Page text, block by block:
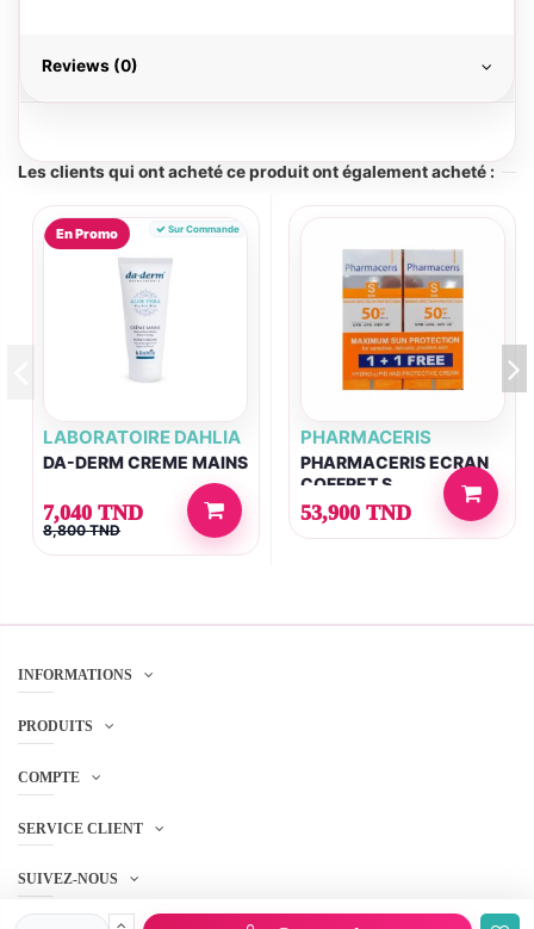
Reviews (0)
Les clients qui ont acheté ce produit ont également acheté :
En Promo Sur Commande
LABORATOIRE DAHLIA
DA-DERM CREME MAINS
7,040 TND
8,800 TND
PHARMACERIS
PHARMACERIS ECRAN
COFFRET S
SPECTRUM+2 EME
GRATUIT
53,900 TND
INFORMATIONS
PRODUITS
COMPTE
SERVICE CLIENT
SUIVEZ-NOUS